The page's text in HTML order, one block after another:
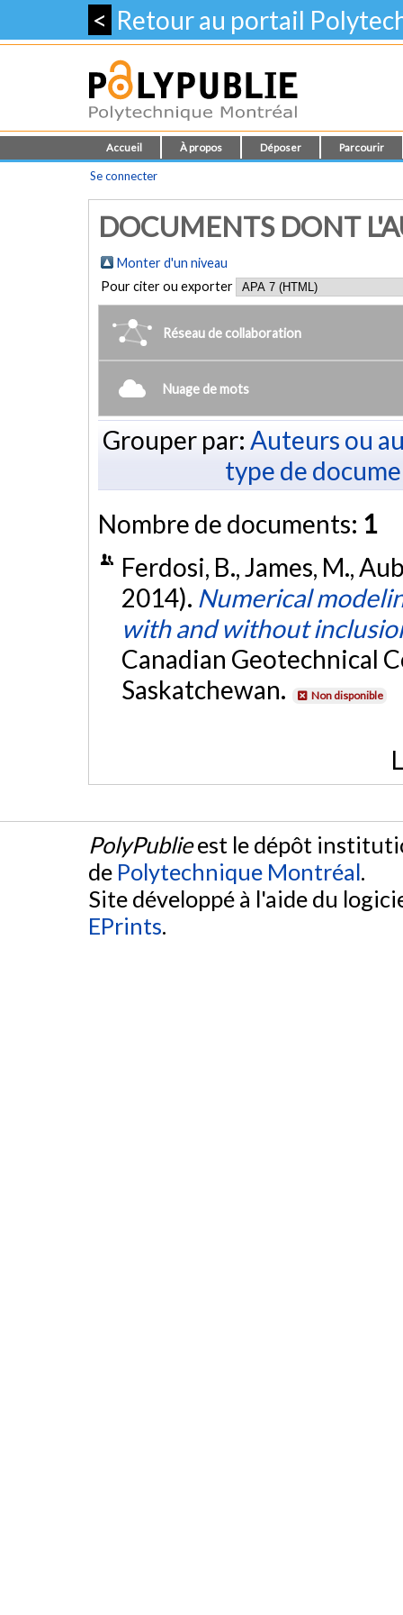
< Retour au portail
Accueil À propos Déposer Parcourir
Se connecter
DOCUMENTS DONT
Monter d'un niveau
Pour citer ou exporter
Réseau de collaboration
Nuage de mots
Grouper par: Auteurs ou
type de
Nombre de documents: 1
Ferdosi, B., James, M.,
2014). Numerical
with and without
Canadian Geotechnical
Saskatchewan.
Non disponible
PolyPublieest le dépôt
de Polytechnique Montréal.
Site développé à l'aide du
EPrints.